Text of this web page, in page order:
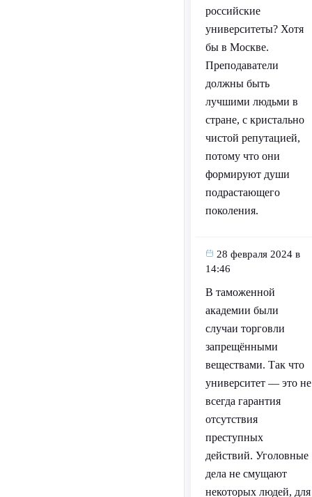
российские
университеты? Хотя
бы в Москве.
Преподаватели
должны быть
лучшими людьми в
стране, с кристально
чистой репутацией,
потому что они
формируют души
подрастающего
поколения.
28 февраля 2024 в
14:46
В таможенной
академии были
случаи торговли
запрещёнными
веществами. Так что
университет — это не
всегда гарантия
отсутствия
преступных
действий. Уголовные
дела не смущают
некоторых людей, для